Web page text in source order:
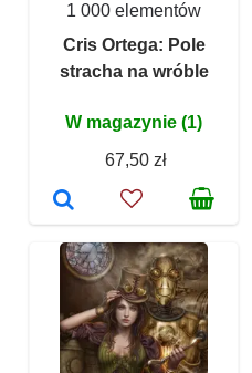
1 000 elementów
Cris Ortega: Pole
stracha na wróble
W magazynie (1)
67,50 zł